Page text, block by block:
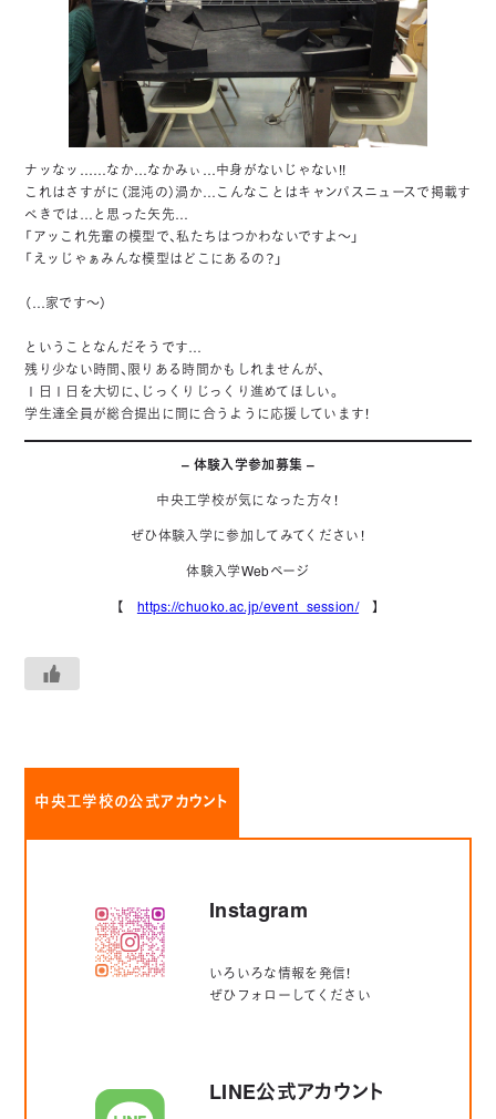
ナッなッ……なか…なかみぃ…中身がないじゃない!!
これはさすがに（混沌の）渦か…こんなことはキャンパスニュースで掲載す
べきでは…と思った矢先…
「アッこれ先輩の模型で、私たちはつかわないですよ～」
「えッじゃぁみんな模型はどこにあるの？」
（…家です～）
ということなんだそうです…
残り少ない時間、限りある時間かもしれませんが、
１日１日を大切に、じっくりじっくり進めてほしい。
学生達全員が総合提出に間に合うように応援しています！
– 体験入学参加募集 –
中央工学校が気になった方々！
ぜひ体験入学に参加してみてください！
体験入学Webページ
【 https://chuoko.ac.jp/event_session/ 】
中央工学校の公式アカウント
Instagram
いろいろな情報を発信！
ぜひフォローしてください
LINE公式アカウント